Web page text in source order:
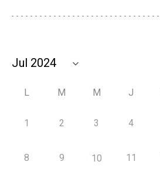
L M M J
1 2 3 4
8 9 10 11